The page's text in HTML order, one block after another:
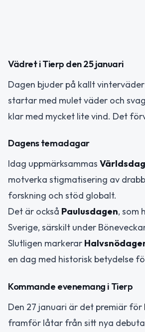
Vädret i Tierp den 25 januari
Dagen bjuder på kallt
startar med mulet väder och
klar med mycket lite vind. Det
Dagens temadagar
Idag uppmärksammas
motverka stigmatisering av
forskning och stöd globalt.
Det är också Paulusdagen, som
Sverige, särskilt under
Slutligen markerar
en dag med historisk betydelse
Kommande evenemang i Tierp
Den 27 januari är det premiär för
framför låtar från sitt nya